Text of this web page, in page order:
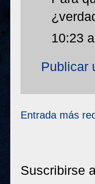
10:23
Publicar
Entrada más
Suscribirse